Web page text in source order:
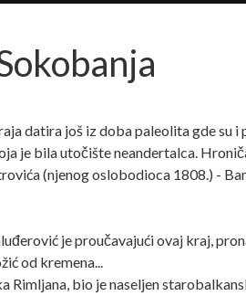
datira još iz doba paleolita gde su
je bila utočište neandertalca.
(njenog oslobodioca 1808.) -
je proučavajući ovaj kraj,
od kremena...
Rimljana, bio je naseljen